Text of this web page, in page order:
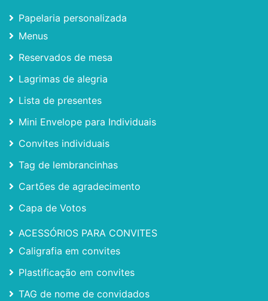
Papelaria personalizada
Menus
Reservados de mesa
Lagrimas de alegria
Lista de presentes
Mini Envelope para Individuais
Convites individuais
Tag de lembrancinhas
Cartões de agradecimento
Capa de Votos
ACESSÓRIOS PARA CONVITES
Caligrafia em convites
Plastificação em convites
TAG de nome de convidados